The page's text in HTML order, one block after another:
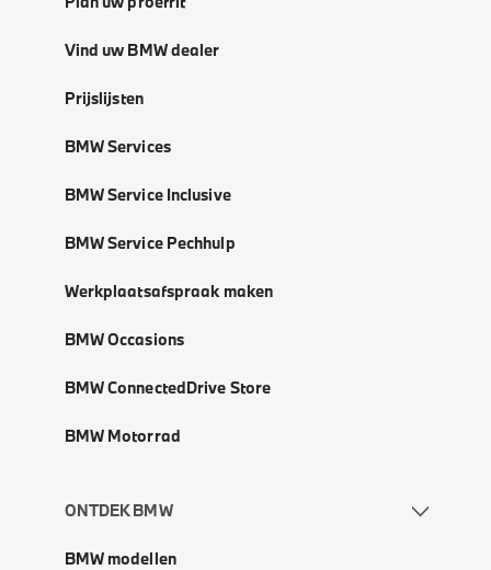
Vind uw BMW dealer
Prijslijsten
BMW Services
BMW Service Inclusive
BMW Service Pechhulp
Werkplaatsafspraak maken
BMW Occasions
BMW ConnectedDrive Store
BMW Motorrad
ONTDEK BMW
BMW modellen